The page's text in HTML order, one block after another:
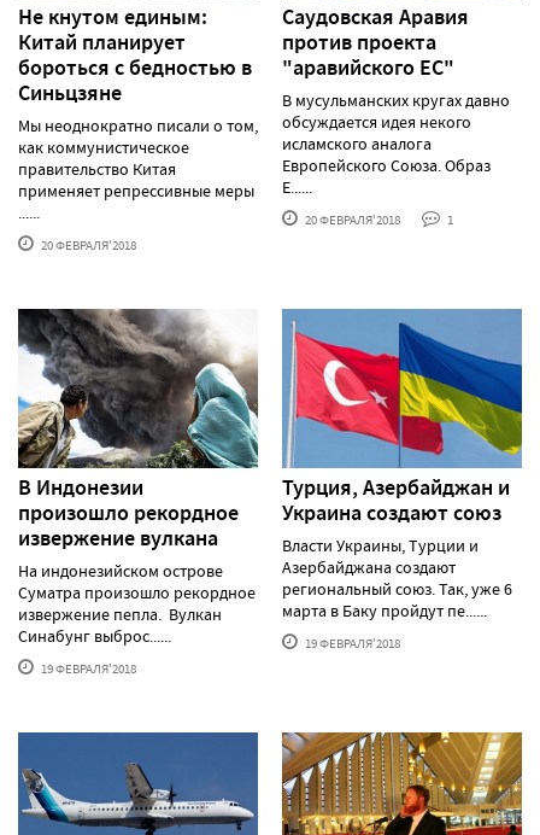
Не кнутом единым:
Китай планирует
бороться с бедностью в
Синьцзяне
Мы неоднократно писали о том,
как коммунистическое
правительство Китая
применяет репрессивные меры
20 ФЕВРАЛЯ'2018
Саудовская Аравия
против проекта
"аравийского ЕС"
В мусульманских кругах давно
обсуждается идея некого
исламского аналога
Европейского Союза. Образ
Е......
20 ФЕВРАЛЯ'2018 1
В Индонезии
произошло рекордное
извержение вулкана
На индонезийском острове
Суматра произошло рекордное
извержение пепла. Вулкан
Синабунг выброс......
19 ФЕВРАЛЯ'2018
Турция, Азербайджан и
Украина создают союз
Власти Украины, Турции и
Азербайджана создают
региональный союз. Так, уже 6
марта в Баку пройдут пе......
19 ФЕВРАЛЯ'2018